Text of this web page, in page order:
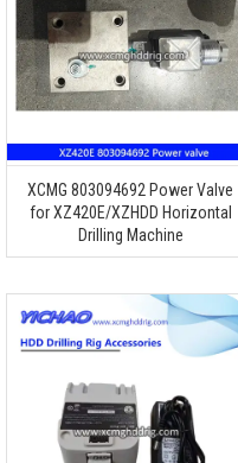
XCMG 803094692 Power Valve
for XZ420E/XZHDD Horizontal
Drilling Machine